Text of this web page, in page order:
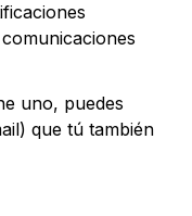
uno, puedes
que tú también